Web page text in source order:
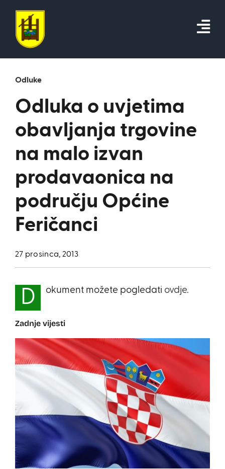
content
Odluke
Odluka o uvjetima
obavljanja trgovine
na malo izvan
prodavaonica na
području Općine
Feričanci
27 prosinca, 2013
D okument možete pogledati ovdje.
Zadnje vijesti